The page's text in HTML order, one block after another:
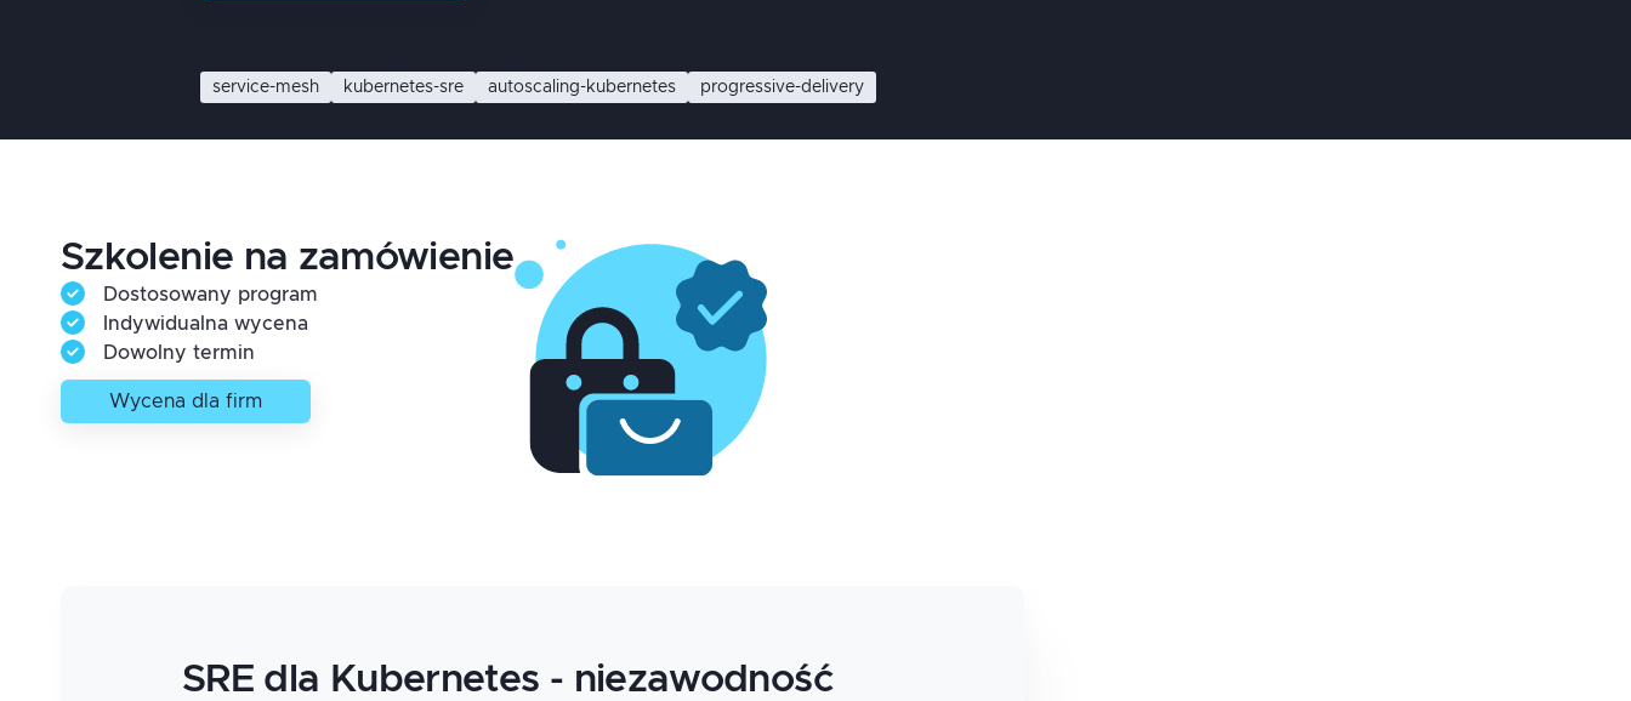
service-mesh kubernetes-sre autoscaling-kubernetes progressive-delivery
Szkolenie na zamówienie
Dostosowany program
Indywidualna wycena
Dowolny termin
Wycena dla firm
SRE dla Kubernetes - niezawodność